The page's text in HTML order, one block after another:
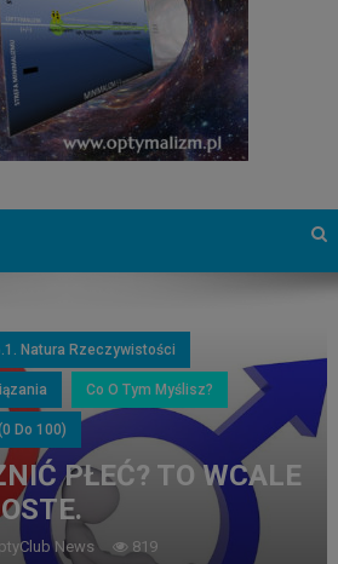
Natura Rzeczywistości
Co O Tym Myślisz?
Do 100)
PŁEĆ? TO WCALE
News 819